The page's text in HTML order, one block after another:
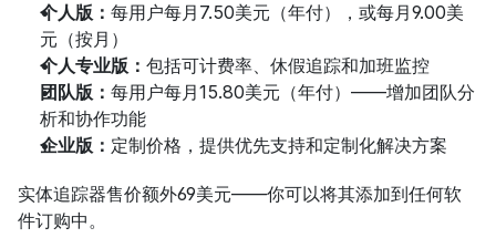
个人版： 每用户每月7.50美元（年付），或每月9.00美
元（按月）
个人专业版： 包括可计费率、休假追踪和加班监控
团队版： 每用户每月15.80美元（年付）——增加团队分
析和协作功能
企业版： 定制价格，提供优先支持和定制化解决方案
实体追踪器售价额外69美元——你可以将其添加到任何软
件订购中。